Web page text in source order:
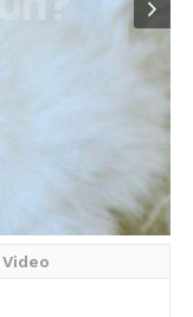
Video